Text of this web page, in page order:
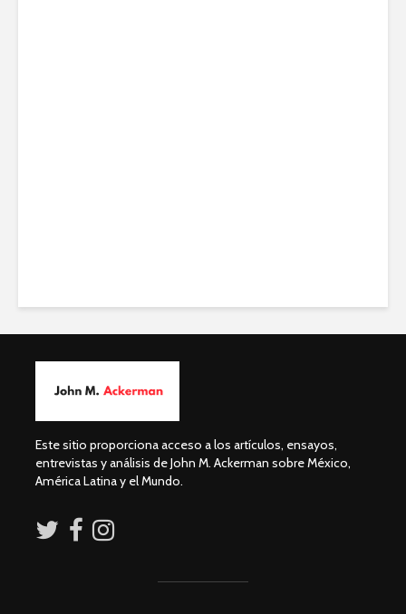
Este sitio proporciona acceso a los artículos, ensayos,
entrevistas y análisis de John M. Ackerman sobre México,
América Latina y el Mundo.